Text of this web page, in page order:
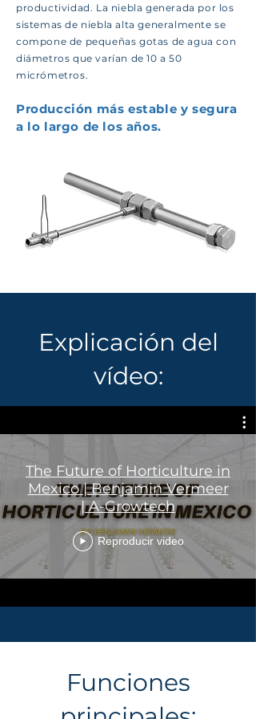
productividad. La niebla generada por los
sistemas de niebla alta generalmente se
compone de pequeñas gotas de agua con
diámetros que varían de 10 a 50
micrómetros.
Producción más estable y segura
a lo largo de los años.
Explicación del
vídeo:
The Future of Horticulture in
Mexico | Benjamin Vermeer
| A-Growtech
Reproducir video
Funciones